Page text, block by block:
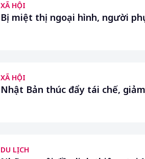
XÃ HỘI
Bị miệt thị ngoại hình, người
XÃ HỘI
Nhật Bản thúc đẩy tái chế,
DU LỊCH